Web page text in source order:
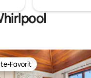
Gäste-Favorit.
Favorit